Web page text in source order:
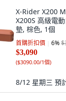
X-Rider X200
X200S 高級電
墊, 棕色, 1個
首購折扣價 6%
$3,090
($3090.00/1個)
8/12 星期三 預